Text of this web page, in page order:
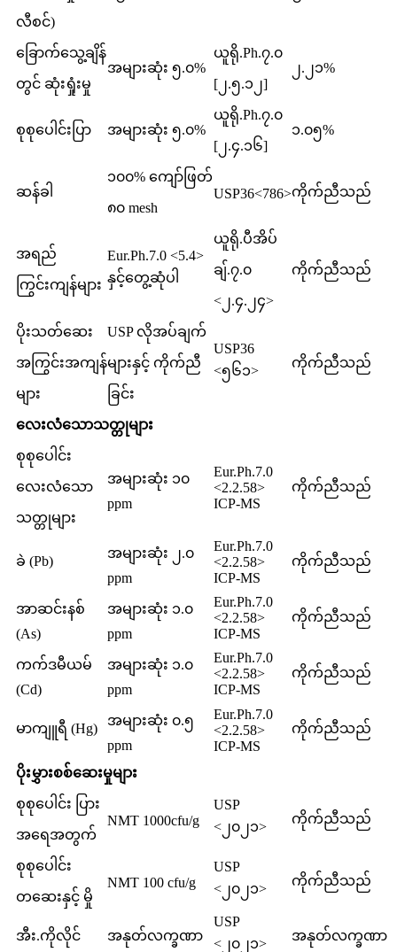
လီစင်)
ခြောက်သွေ့ချိန်
တွင် ဆုံးရှုံးမှု
အများဆုံး ၅.၀%
ယူရို.Ph.၇.၀
[၂.၅.၁၂]
၂.၂၁%
စုစုပေါင်းပြာ အများဆုံး ၅.၀%
ယူရို.Ph.၇.၀
[၂.၄.၁၆]
၁.၀၅%
ဆန်ခါ
၁၀၀% ကျော်ဖြတ်
၈၀ mesh
USP36<786>ကိုက်ညီသည်
အရည်
ကြွင်းကျန်များ
Eur.Ph.7.0 <5.4>
နှင့်တွေ့ဆုံပါ
ယူရို.ပီအိပ်
ချ်.၇.၀
<၂.၄.၂၄>
ကိုက်ညီသည်
ပိုးသတ်ဆေး
အကြွင်းအကျန်
များ
USP လိုအပ်ချက်
များနှင့် ကိုက်ညီ
ခြင်း
USP36
<၅၆၁>
ကိုက်ညီသည်
လေးလံသောသတ္တုများ
စုစုပေါင်း
လေးလံသော
သတ္တုများ
အများဆုံး ၁၀
ppm
Eur.Ph.7.0
<2.2.58>
ICP-MS
ကိုက်ညီသည်
ခဲ (Pb)
အများဆုံး ၂.၀
ppm
Eur.Ph.7.0
<2.2.58>
ICP-MS
ကိုက်ညီသည်
အာဆင်းနစ်
(As)
အများဆုံး ၁.၀
ppm
Eur.Ph.7.0
<2.2.58>
ICP-MS
ကိုက်ညီသည်
ကက်ဒမီယမ်
(Cd)
အများဆုံး ၁.၀
ppm
Eur.Ph.7.0
<2.2.58>
ICP-MS
ကိုက်ညီသည်
မာကျူရီ (Hg)
အများဆုံး ၀.၅
ppm
Eur.Ph.7.0
<2.2.58>
ICP-MS
ကိုက်ညီသည်
ပိုးမွှားစစ်ဆေးမှုများ
စုစုပေါင်း ပြား
အရေအတွက်
NMT 1000cfu/g
USP
<၂၀၂၁>
ကိုက်ညီသည်
စုစုပေါင်း
တဆေးနှင့် မှို
NMT 100 cfu/g
USP
<၂၀၂၁>
ကိုက်ညီသည်
အီး.ကိုလိုင် အနုတ်လက္ခဏာ
USP
<၂၀၂၁>
အနုတ်လက္ခဏာ